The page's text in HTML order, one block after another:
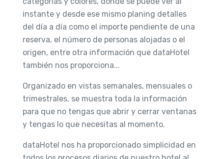
instante y desde ese mismo planing detalles
del día a día como el importe pendiente de una
reserva, el número de personas alojadas o el
origen, entre otra información que dataHotel
también nos proporciona...
Organizado en vistas semanales, mensuales o
trimestrales, se muestra toda la información
para que no tengas que abrir y cerrar ventanas
y tengas lo que necesitas al momento.
dataHotel nos ha proporcionado simplicidad en